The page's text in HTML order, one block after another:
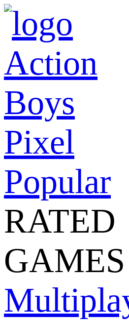
Action
Boys
Pixel
Popular
RATED
GAMES